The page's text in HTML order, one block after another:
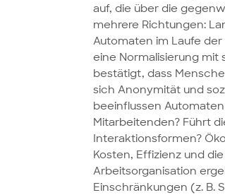
auf, die über die
mehrere Richtungen:
Automaten im Laufe
eine Normalisierung mit
bestätigt, dass
sich Anonymität und
beeinflussen
Mitarbeitenden? Führt
Interaktionsformen?
Kosten, Effizienz und
Arbeitsorganisation
Einschränkungen (z. B.